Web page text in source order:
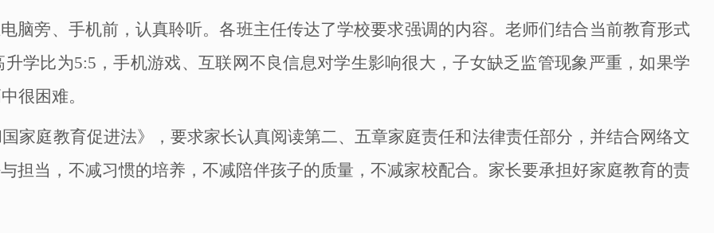
脑旁、手机前，认真聆听。各班主任传达了学校要求强调的内容。老师们结合当前教育形式
升学比为5:5，手机游戏、互联网不良信息对学生影响很大，子女缺乏监管现象严重，如果学
很困难。
家庭教育促进法》， 要求家长认真阅读第二、五章家庭责任和法律责任部分，并结合网络文
担当， 不减习惯的培养，不减陪伴孩子的质量，不减家校配合。家长要承担好家庭教育的责